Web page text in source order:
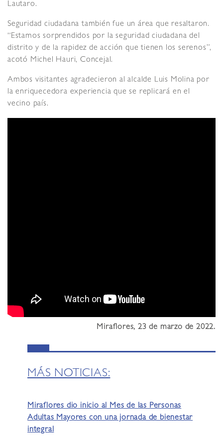
Lautaro.
Seguridad ciudadana también fue un área que resaltaron.
“Estamos sorprendidos por la seguridad ciudadana del
distrito y de la rapidez de acción que tienen los serenos”,
acotó Michel Hauri, Concejal.
Ambos visitantes agradecieron al alcalde Luis Molina por
la enriquecedora experiencia que se replicará en el
vecino país.
Miraflores, 23 de marzo de 2022.
MÁS NOTICIAS:
Miraflores dio inicio al Mes de las Personas
Adultas Mayores con una jornada de bienestar
integral